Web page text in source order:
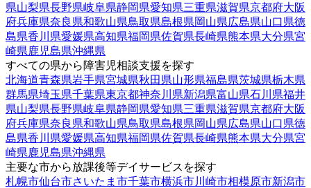
県山梨県長野県岐阜県静岡県愛知県三重県滋賀県京都府大阪
府兵庫県奈良県和歌山県鳥取県島根県岡山県広島県山口県徳
島県香川県愛媛県高知県福岡県佐賀県長崎県熊本県大分県宮
崎県鹿児島県沖縄県
すべての県から障害児相談支援を探す
北海道青森県岩手県宮城県秋田県山形県福島県茨城県栃木県
群馬県埼玉県千葉県東京都神奈川県新潟県富山県石川県福井
県山梨県長野県岐阜県静岡県愛知県三重県滋賀県京都府大阪
府兵庫県奈良県和歌山県鳥取県島根県岡山県広島県山口県徳
島県香川県愛媛県高知県福岡県佐賀県長崎県熊本県大分県宮
崎県鹿児島県沖縄県
主要な市から放課後等デイサービスを探す
札幌市仙台市さいたま市千葉市横浜市川崎市相模原市新潟市